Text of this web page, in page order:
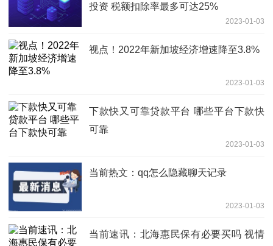
投资 税额扣除率最多可达25%
2023-01-03
视点！2022年新加坡经济增速降至3.8%
2023-01-03
下款快又可靠贷款平台 哪些平台下款快
可靠
2023-01-03
当前热文：qq怎么隐藏聊天记录
2023-01-03
当前速讯：北海惠民保有必要买吗 视情